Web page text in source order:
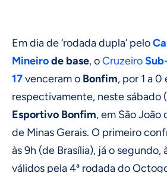
Em dia de ‘rodada dupla’ pelo
Mineirode base, oCruzeiro
17venceram o Bonfim, por 1 a 0
respectivamente, neste sábado
Esportivo Bonfim, em São
de Minas Gerais. O primeiro
às 9h (de Brasília), já o segundo,
válidos pela 4ª rodada do